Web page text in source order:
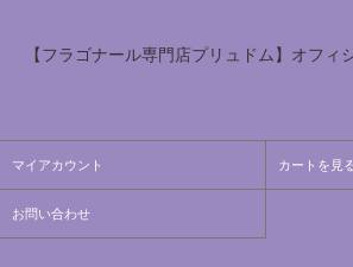
【フラゴナール専門店プリュドム】オフィ
マイアカウント カートを見
お問い合わせ